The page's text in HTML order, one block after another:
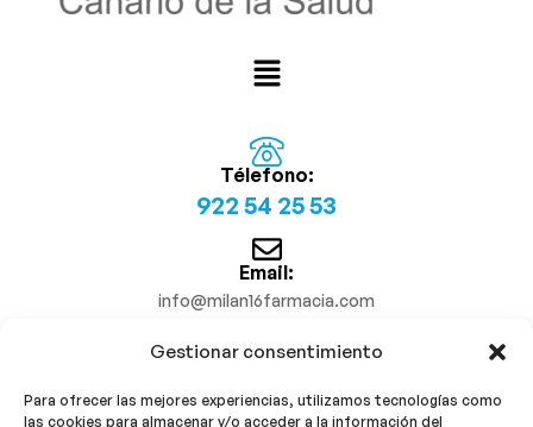
Gestionar consentimiento
Para ofrecer las mejores experiencias, utilizamos tecnologías como
las cookies para almacenar y/o acceder a la información del
Télefono:
922 54 25 53
Email:
info@milan16farmacia.com
¡Síguenos!